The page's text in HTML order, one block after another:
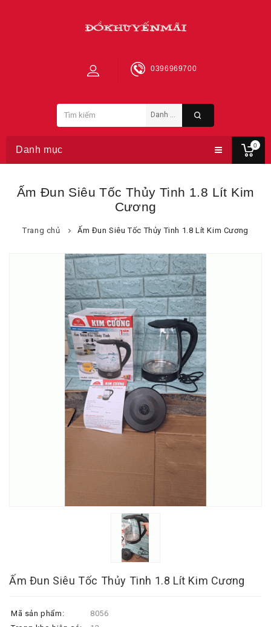
0
0396969700
Danh mục
Ấm Đun Siêu Tốc Thủy Tinh 1.8 Lít Kim
Cương
Trang chủ Ấm Đun Siêu Tốc Thủy Tinh 1.8 Lít Kim Cương
Ấm Đun Siêu Tốc Thủy Tinh 1.8 Lít Kim Cương
Mã sản phẩm:
8056